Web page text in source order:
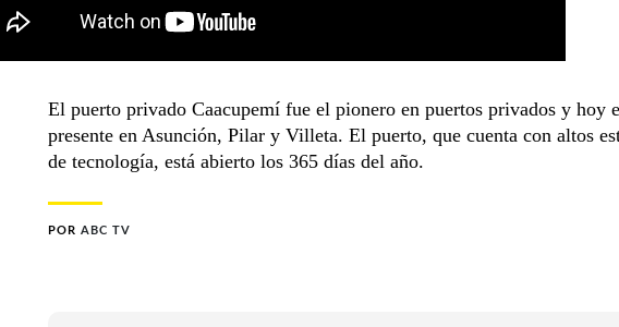
El puerto privado Caacupemí fue el pionero en puertos privados y hoy
presente en Asunción, Pilar y Villeta. El puerto, que cuenta con altos
de tecnología, está abierto los 365 días del año.
POR ABC TV